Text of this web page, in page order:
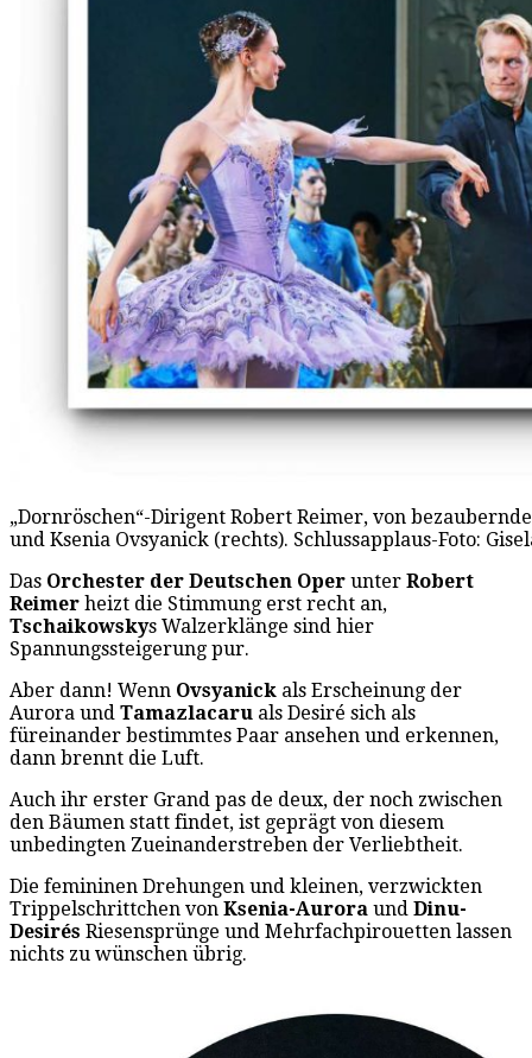
„Dornröschen“-Dirigent Robert Reimer, von
und Ksenia Ovsyanick (rechts). Schlussapplaus-Foto:
Das Orchester der Deutschen Oper unter Robert
Reimer heizt die Stimmung erst recht an,
Tschaikowskys Walzerklänge sind hier
Spannungssteigerung pur.
Aber dann! Wenn Ovsyanick als Erscheinung der
Aurora und Tamazlacaru als Desiré sich als
füreinander bestimmtes Paar ansehen und erkennen,
dann brennt die Luft.
Auch ihr erster Grand pas de deux, der noch zwischen
den Bäumen statt findet, ist geprägt von diesem
unbedingten Zueinanderstreben der Verliebtheit.
Die femininen Drehungen und kleinen, verzwickten
Trippelschrittchen von Ksenia-Aurora und Dinu-
Desirés Riesensprünge und Mehrfachpirouetten lassen
nichts zu wünschen übrig.